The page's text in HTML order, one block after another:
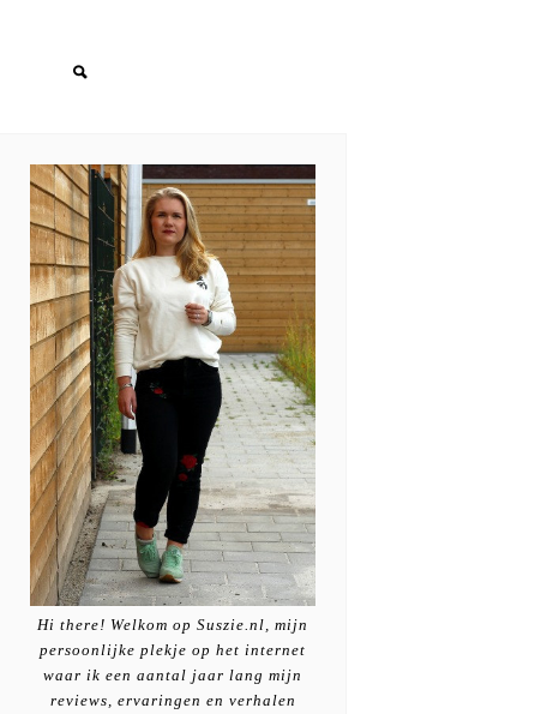
Hi there! Welkom op Suszie.nl, mijn
persoonlijke plekje op het internet
waar ik een aantal jaar lang mijn
reviews, ervaringen en verhalen